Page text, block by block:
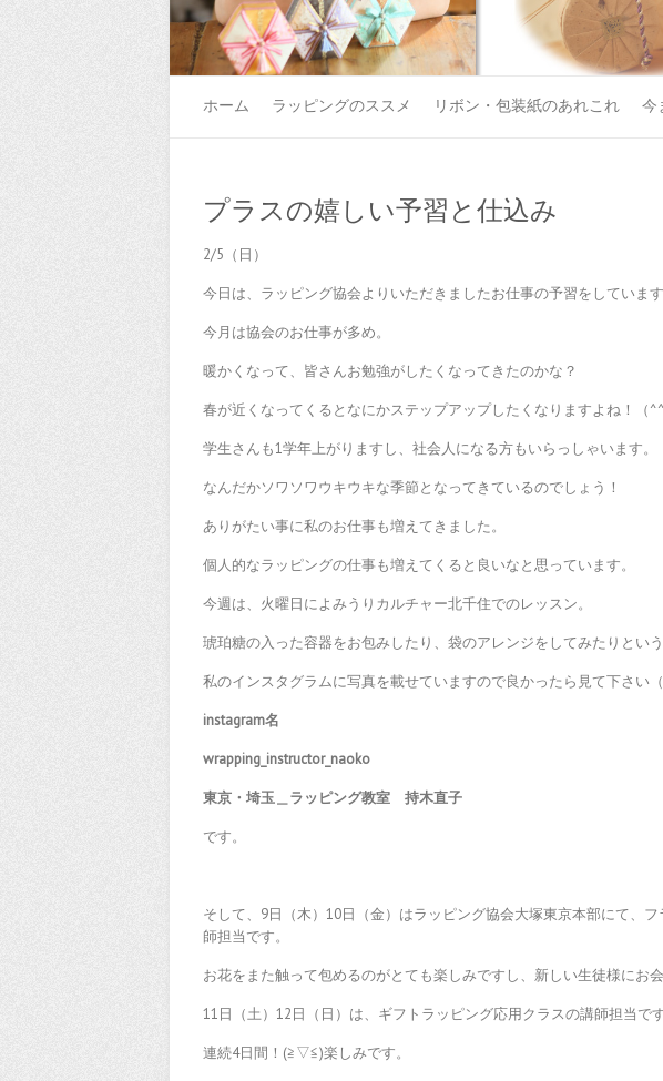
ホーム ラッピングのススメ リボン・包装紙のあれこれ 今
プラスの嬉しい予習と仕込み
2/5（日）
今日は、ラッピング協会よりいただきましたお仕事の予習をしています
今月は協会のお仕事が多め。
暖かくなって、皆さんお勉強がしたくなってきたのかな？
春が近くなってくるとなにかステップアップしたくなりますよね！（^^
学生さんも1学年上がりますし、社会人になる方もいらっしゃいます。
なんだかソワソワウキウキな季節となってきているのでしょう！
ありがたい事に私のお仕事も増えてきました。
個人的なラッピングの仕事も増えてくると良いなと思っています。
今週は、火曜日によみうりカルチャー北千住でのレッスン。
琥珀糖の入った容器をお包みしたり、袋のアレンジをしてみたりという
私のインスタグラムに写真を載せていますので良かったら見て下さい（
instagram名
wrapping_instructor_naoko
東京・埼玉＿ラッピング教室 持木直子
です。
そして、9日（木）10日（金）はラッピング協会大塚東京本部にて、
師担当です。
お花をまた触って包めるのがとても楽しみですし、新しい生徒様にお
11日（土）12日（日）は、ギフトラッピング応用クラスの講師担当です
連続4日間！(≧▽≦)楽しみです。